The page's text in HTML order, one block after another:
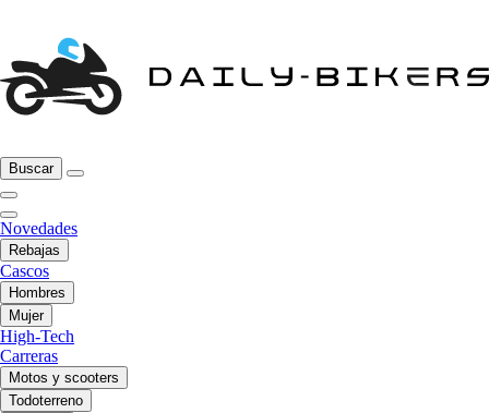
Buscar
Novedades
Rebajas
Cascos
Hombres
Mujer
High-Tech
Carreras
Motos y scooters
Todoterreno